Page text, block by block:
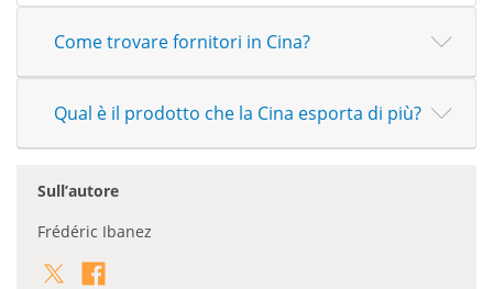
Come trovare fornitori in Cina?
Qual è il prodotto che la Cina esporta di più?
Sull’autore
Frédéric Ibanez